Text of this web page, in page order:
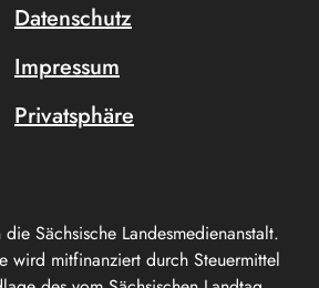
Sächsische Landesmedienanstalt.
wird mitfinanziert durch Steuermittel
Datenschutz
Impressum
Privatsphäre